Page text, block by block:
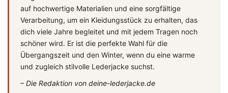
auf hochwertige Materialien und eine sorgfältige
Verarbeitung, um ein Kleidungsstück zu erhalten, das
dich viele Jahre begleitet und mit jedem Tragen noch
schöner wird. Er ist die perfekte Wahl für die
Übergangszeit und den Winter, wenn du eine warme
und zugleich stilvolle Lederjacke suchst.
– Die Redaktion von deine-lederjacke.de